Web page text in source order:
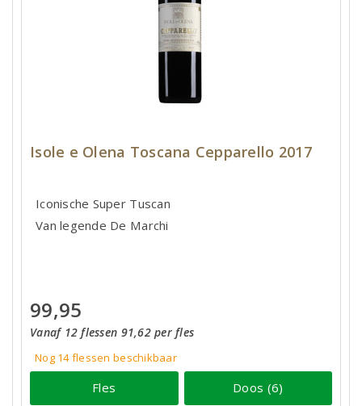
Isole e Olena Toscana Cepparello 2017
Iconische Super Tuscan
Van legende De Marchi
99,95
Vanaf 12 flessen 91,62 per fles
Nog 14flessenbeschikbaar
Fles Doos (6)